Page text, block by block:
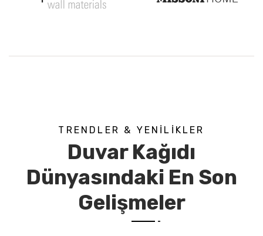
TRENDLER & YENILIKLER
Duvar Kağıdı
Dünyasındaki En Son
Gelişmeler